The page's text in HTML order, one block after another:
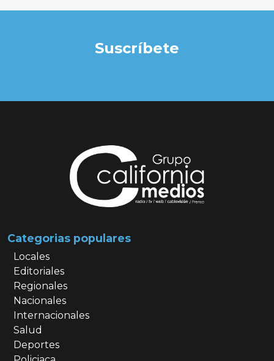
Suscríbete
Categorias populares
Locales
Editoriales
Regionales
Nacionales
Internacionales
Salud
Deportes